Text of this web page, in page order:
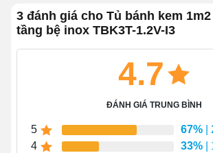
phút.
Công nghệ
hệ thống đèn LED và
Tiết kiệm điện năng tiêu thụ khi
động của tủ chỉ
3 đánh giá cho Tủ bánh kem
tầng bệ inox TBK3T-1.2V-I3
4.7
ĐÁNH GIÁ TRUNG BÌNH
5 67% |
4
33% |